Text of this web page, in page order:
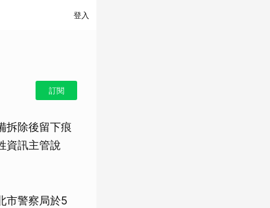
登入
訂閱
拆除後留下痕
資訊主管說
市警察局於5